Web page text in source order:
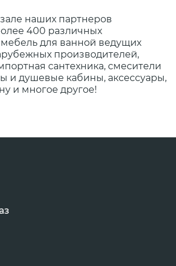
наших партнеров
400 различных
для ванной ведущих
производителей,
сантехника, смесители
и душевые кабины, аксессуары,
и многое другое!